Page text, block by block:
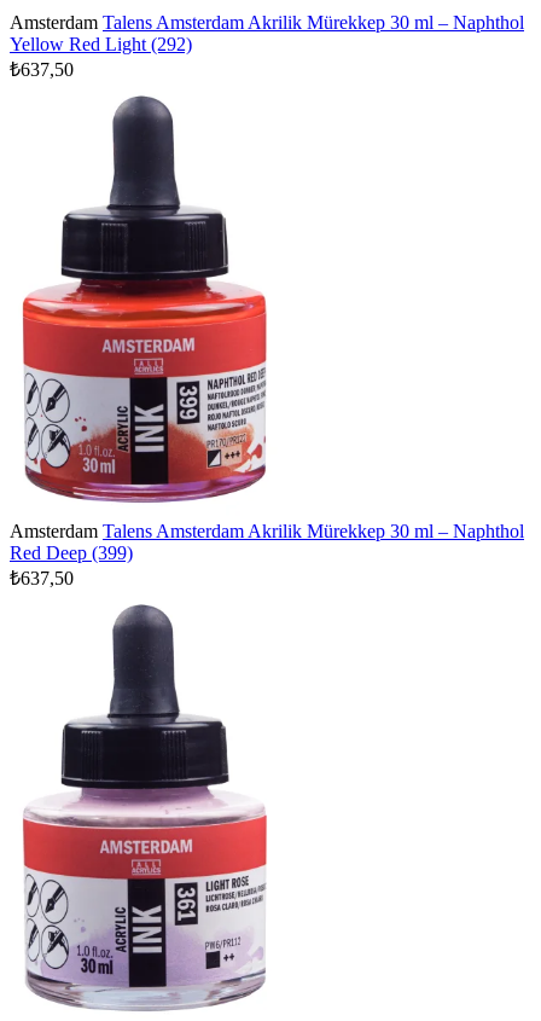
Amsterdam Talens Amsterdam Akrilik Mürekkep 30 ml – Naphthol
Yellow Red Light (292)
₺637,50
Amsterdam Talens Amsterdam Akrilik Mürekkep 30 ml – Naphthol
Red Deep (399)
₺637,50